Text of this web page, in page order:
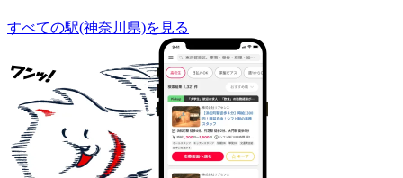
すべての駅(神奈川県)を見る